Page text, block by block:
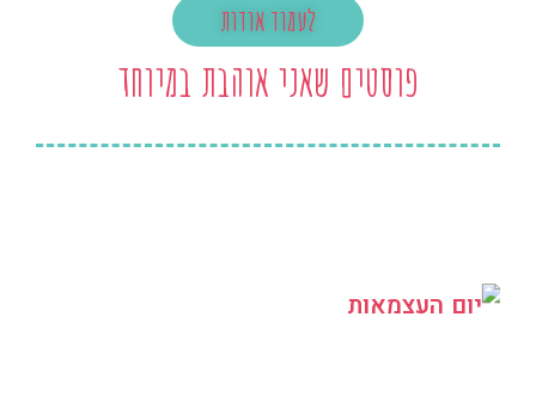
לעמוד אודות
פוסטים שאני אוהבת במיוחד